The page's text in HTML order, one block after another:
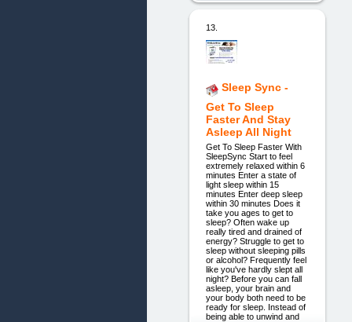
13.
Sleep Sync -
Get To Sleep
Faster And Stay
Asleep All Night
Get To Sleep Faster With
SleepSync Start to feel
extremely relaxed within 6
minutes Enter a state of
light sleep within 15
minutes Enter deep sleep
within 30 minutes Does it
take you ages to get to
sleep? Often wake up
really tired and drained of
energy? Struggle to get to
sleep without sleeping pills
or alcohol? Frequently feel
like you've hardly slept all
night? Before you can fall
asleep, your brain and
your body both need to be
ready for sleep. Instead of
being able to unwind and